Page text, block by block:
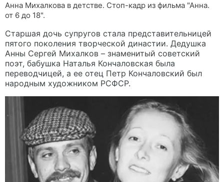
Анна Михалкова в детстве. Стоп-кадр из фильма "Анна.
от 6 до 18".
Старшая дочь супругов стала представительницей
пятого поколения творческой династии. Дедушка
Анны Сергей Михалков – знаменитый советский
поэт, бабушка Наталья Кончаловская была
переводчицей, а ее отец Петр Кончаловский был
народным художником РСФСР.